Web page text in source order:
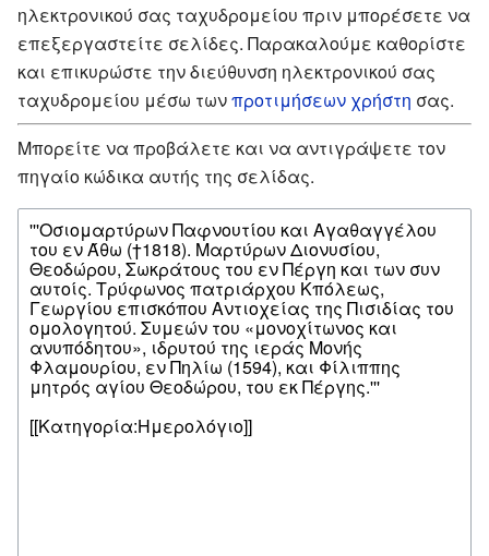
ηλεκτρονικού σας ταχυδρομείου πριν μπορέσετε να
επεξεργαστείτε σελίδες. Παρακαλούμε καθορίστε
και επικυρώστε την διεύθυνση ηλεκτρονικού σας
ταχυδρομείου μέσω τωνπροτιμήσεων χρήστη σας.
Μπορείτε να προβάλετε και να αντιγράψετε τον
πηγαίο κώδικα αυτής της σελίδας.